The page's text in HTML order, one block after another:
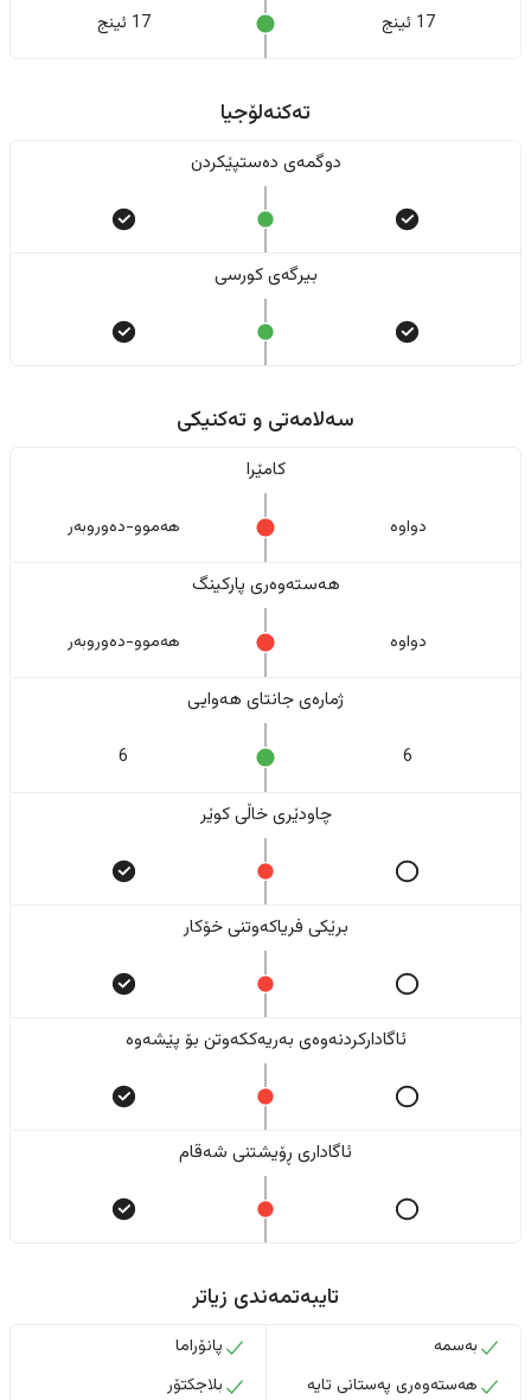
17 ئینج 17 ئینج
تەکنەلۆجیا
دوگمەی دەستپێکردن
بیرگەی کورسی
سەلامەتی و تەکنیکی
کامێرا
دواوە هەموو-دەوروبەر
هەستەوەری پارکینگ
دواوە هەموو-دەوروبەر
ژمارەی جانتای هەوایی
6
6
چاودێری خاڵی کوێر
برێکی فریاکەوتنی خۆکار
ئاگادارکردنەوەی بەریەککەوتن بۆ پێشەوە
ئاگاداری ڕۆیشتنی شەقام
تایبەتمەندی زیاتر
بەسمە
هەستەوەری پەستانی تایە
پانۆراما
بلاجکتۆر